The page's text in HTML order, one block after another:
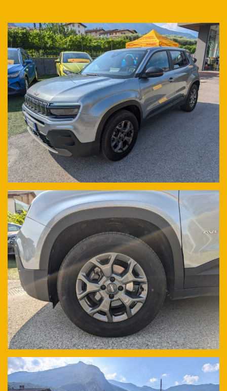
PER MAGGIORI INFO: 3423837989 (anche whatsapp)
NOLEGGIO: 04641980040
Il nostro modo di lavorare prevede la massima trasparenza, anche
per questo non nascondiamo le targhe proprio per consentirvi di
fare ogni controllo a distanza. Le recensioni parlano per noi.
Nota: La presente scheda è compilata con precisione e
trasparenza, ma non costituisce un impegno contrattuale da parte
del Rivenditore, ogni particolare relativo al veicolo viene
verificato e concordato in fase di definizione del contratto con il
Cliente.